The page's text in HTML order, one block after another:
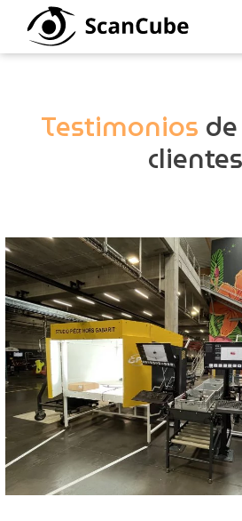
Testimonios
clientes